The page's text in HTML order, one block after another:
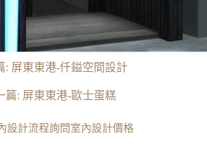
: 屏東東港-仟鎰空間設計
篇: 屏東東港-歐士蛋糕
設計流程詢問室內設計價格